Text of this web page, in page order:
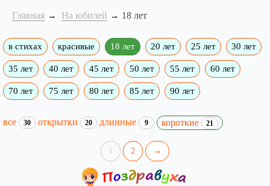
Главная На юбилей 18 лет
в стихах красивые 18 лет 20 лет 25 лет 30 лет
35 лет 40 лет 45 лет 50 лет 55 лет 60 лет
70 лет 75 лет 80 лет 85 лет 90 лет
все 30 открытки 20 длинные 9 короткие 21
1 2 →